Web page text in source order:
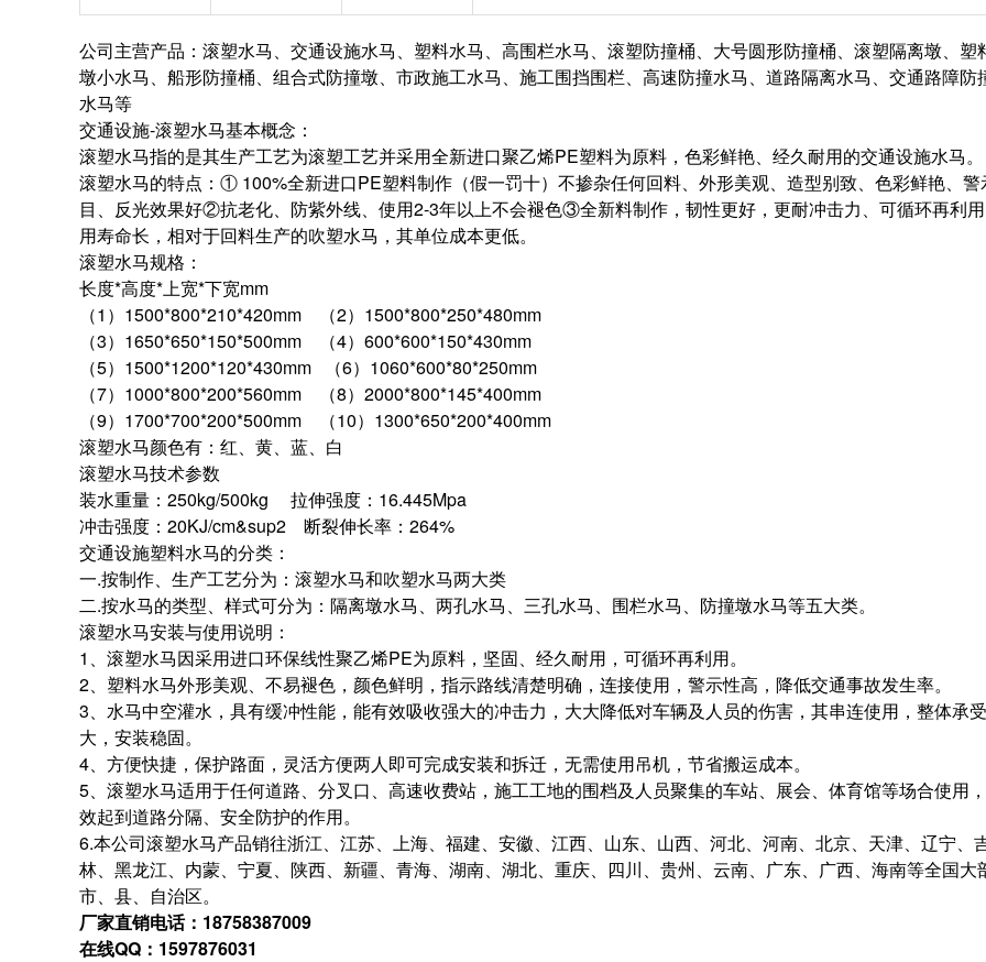
公司主营产品：滚塑水马、交通设施水马、塑料水马、高围栏水马、滚塑防撞桶、大号圆形防撞桶、滚塑隔离墩、塑
墩小水马、船形防撞桶、组合式防撞墩、市政施工水马、施工围挡围栏、高速防撞水马、道路隔离水马、交通路障防
水马等
交通设施-滚塑水马基本概念：
滚塑水马指的是其生产工艺为滚塑工艺并采用全新进口聚乙烯PE塑料为原料，色彩鲜艳、经久耐用的交通设施水马。
滚塑水马的特点：① 100%全新进口PE塑料制作（假一罚十）不掺杂任何回料、外形美观、造型别致、色彩鲜艳、警
目、反光效果好②抗老化、防紫外线、使用2-3年以上不会褪色③全新料制作，韧性更好，更耐冲击力、可循环再利
用寿命长，相对于回料生产的吹塑水马，其单位成本更低。
滚塑水马规格：
长度*高度*上宽*下宽mm
（1）1500*800*210*420mm （2）1500*800*250*480mm
（3）1650*650*150*500mm （4）600*600*150*430mm
（5）1500*1200*120*430mm （6）1060*600*80*250mm
（7）1000*800*200*560mm （8）2000*800*145*400mm
（9）1700*700*200*500mm （10）1300*650*200*400mm
滚塑水马颜色有：红、黄、蓝、白
滚塑水马技术参数
装水重量：250kg/500kg 拉伸强度：16.445Mpa
冲击强度：20KJ/cm&sup2 断裂伸长率：264%
交通设施塑料水马的分类：
一.按制作、生产工艺分为：滚塑水马和吹塑水马两大类
二.按水马的类型、样式可分为：隔离墩水马、两孔水马、三孔水马、围栏水马、防撞墩水马等五大类。
滚塑水马安装与使用说明：
1、滚塑水马因采用进口环保线性聚乙烯PE为原料，坚固、经久耐用，可循环再利用。
2、塑料水马外形美观、不易褪色，颜色鲜明，指示路线清楚明确，连接使用，警示性高，降低交通事故发生率。
3、水马中空灌水，具有缓冲性能，能有效吸收强大的冲击力，大大降低对车辆及人员的伤害，其串连使用，整体承
大，安装稳固。
4、方便快捷，保护路面，灵活方便两人即可完成安装和拆迁，无需使用吊机，节省搬运成本。
5、滚塑水马适用于任何道路、分叉口、高速收费站，施工工地的围档及人员聚集的车站、展会、体育馆等场合使用
效起到道路分隔、安全防护的作用。
6.本公司滚塑水马产品销往浙江、江苏、上海、福建、安徽、江西、山东、山西、河北、河南、北京、天津、辽宁、
林、黑龙江、内蒙、宁夏、陕西、新疆、青海、湖南、湖北、重庆、四川、贵州、云南、广东、广西、海南等全国大
市、县、自治区。
厂家直销电话：18758387009
在线QQ：1597876031